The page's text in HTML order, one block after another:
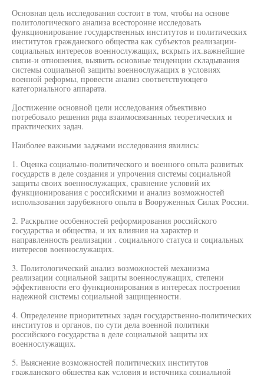
Основная цель исследования состоит в том, чтобы на основе
политологического анализа всесторонне исследовать
функционирование государственных институтов и политических
институтов гражданского общества как субъектов реализации-
социальных интересов военнослужащих, вскрыть их.важнейшие
связи-и отношения, выявить основные тенденции складывания
системы социальной защиты военнослужащих в условиях
военной реформы, провести анализ соответствующего
категориального аппарата.
Достижение основной цели исследования объективно
потребовало решения ряда взаимосвязанных теоретических и
практических задач.
Наиболее важными задачами исследования явились:
1. Оценка социально-политического и военного опыта развитых
государств в деле создания и упрочения системы социальной
защиты своих военнослужащих, сравнение условий их
функционирования с российскими и анализ возможностей
использования зарубежного опыта в Вооруженных Силах России.
2. Раскрытие особенностей реформирования российского
государства и общества, и их влияния на характер и
направленность реализации . социального статуса и социальных
интересов военнослужащих.
3. Политологический анализ возможностей механизма
реализации социальной защиты военнослужащих, степени
эффективности его функционирования в интересах построения
надежной системы социальной защищенности.
4. Определение приоритетных задач государственно-политических
институтов и органов, по сути дела военной политики
российского государства в деле социальной защиты их
военнослужащих.
5. Выяснение возможностей политических институтов
гражданского общества как условия и источника социальной